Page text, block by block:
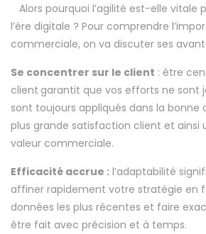
Alors pourquoi l’agilité est-elle vitale
l’ère digitale ? Pour comprendre
commerciale, on va discuter ses
Se concentrer sur le client : être
client garantit que vos efforts ne sont
sont toujours appliqués dans la bonne
plus grande satisfaction client et ainsi
valeur commerciale.
Efficacité accrue : l’adaptabilité
affiner rapidement votre stratégie en
données les plus récentes et faire
être fait avec précision et à temps.